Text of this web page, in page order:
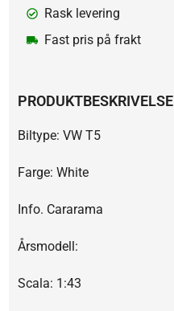
Rask levering
Fast pris på frakt
PRODUKTBESKRIVELSE
Biltype: VW T5
Farge: White
Info. Cararama
Årsmodell:
Scala: 1:43